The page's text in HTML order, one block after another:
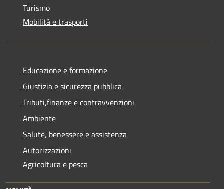
Turismo
Mobilità e trasporti
Educazione e formazione
Giustizia e sicurezza pubblica
Tributi,finanze e contravvenzioni
Ambiente
Salute, benessere e assistenza
Autorizzazioni
Agricoltura e pesca